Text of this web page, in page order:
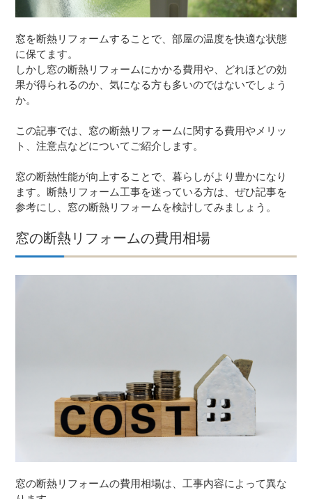
窓を断熱リフォームすることで、部屋の温度を快適な状態
に保てます。
しかし窓の断熱リフォームにかかる費用や、どれほどの効
果が得られるのか、気になる方も多いのではないでしょう
か。
この記事では、窓の断熱リフォームに関する費用やメリッ
ト、注意点などについてご紹介します。
窓の断熱性能が向上することで、暮らしがより豊かになり
ます。断熱リフォーム工事を迷っている方は、ぜひ記事を
参考にし、窓の断熱リフォームを検討してみましょう。
窓の断熱リフォームの費用相場
窓の断熱リフォームの費用相場は、工事内容によって異な